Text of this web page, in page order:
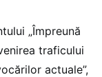
„Împreună
traficului
actuale”,